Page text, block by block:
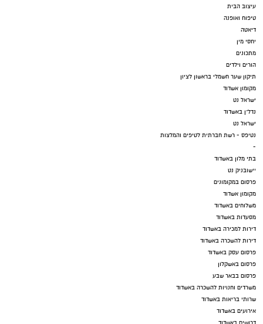
עיצוב הבית
טיפוח ואופנה
דיאטה
יחסי מין
מתכונים
הורים וילדים
תיקון שער חשמלי בראשון לציון
מקומון אשדוד
ישראל נט
נדל"ן באשדוד
ישראל נט
נטיפס - רשת חברתית לטיפים והמלצות
-
בתי מלון באשדוד
יישובניק נט
פרסום במקומונים
מקומון אשדוד
משלוחים באשדוד
מסעדות באשדוד
דירות למכירה באשדוד
דירות להשכרה באשדוד
פרסום עסק באשדוד
פרסום באשקלון
פרסום בבאר שבע
משרדים וחנויות להשכרה באשדוד
שרותי בריאות באשדוד
אירועים באשדוד